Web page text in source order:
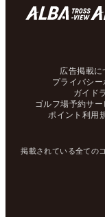
広告掲載に
プライバシー
ガイド
ゴルフ場予約サ
ポイント利用
掲載されている全ての